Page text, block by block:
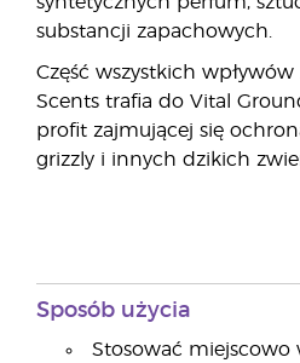
substancji zapachowych.
Część wszystkich
Scents trafia do Vital
profit zajmującej się
grizzly i innych dzikich
Sposób użycia
Stosować miejscowo